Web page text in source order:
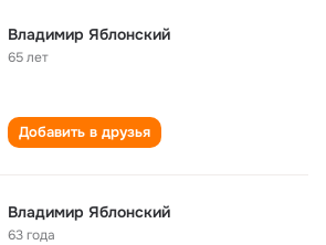
Владимир Яблонский
65 лет
Добавить в друзья
Владимир Яблонский
63 года